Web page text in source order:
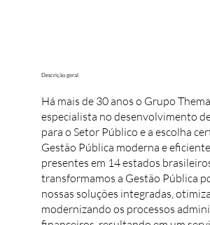
Descrição geral
Há mais de 30 anos o Grupo
especialista no desenvolvimento
para o Setor Público e a escolha
Gestão Pública moderna e
presentes em 14 estados
transformamos a Gestão Pública
nossas soluções integradas,
modernizando os processos